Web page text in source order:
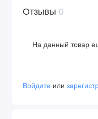
Отзывы 0
На данный товар
Войдите или